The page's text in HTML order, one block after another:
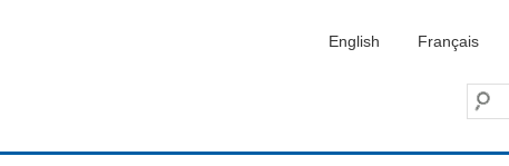
English Français